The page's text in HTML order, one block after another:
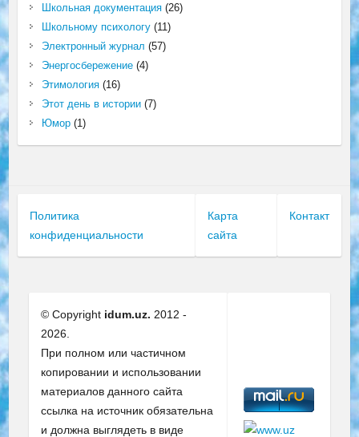
Школьная документация(26)
Школьному психологу(11)
Электронный журнал (57)
Энергосбережение(4)
Этимология(16)
Этот день в истории(7)
Юмор(1)
Политика
конфиденциальности
Карта
сайта
Контакт
© Copyright idum.uz. 2012 -
2026.
При полном или частичном
копировании и использовании
материалов данного сайта
ссылка на источник обязательна
и должна выглядеть в виде